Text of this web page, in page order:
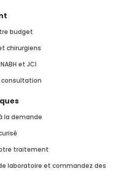
budget
chirurgiens
et JCI
consultation
la demande
traitement
laboratoire et commandez des